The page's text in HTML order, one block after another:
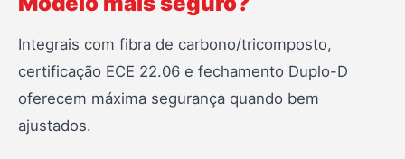
Integrais com fibra de carbono/tricomposto,
certificação ECE 22.06 e fechamento Duplo-D
oferecem máxima segurança quando bem
ajustados.